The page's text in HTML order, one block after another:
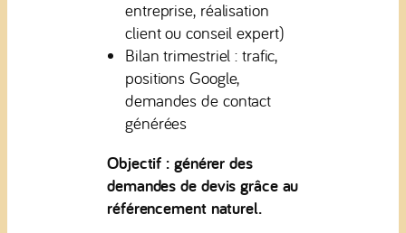
entreprise, réalisation
client ou conseil expert)
Bilan trimestriel : trafic,
positions Google,
demandes de contact
générées
Objectif : générer des
demandes de devis grâce au
référencement naturel.